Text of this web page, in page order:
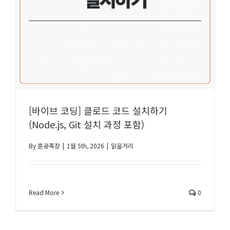
[바이브 코딩] 클로드 코드 설치하기
(Node.js, Git 설치 과정 포함)
By혼공족장 | 1월 5th, 2026 | 읽을거리
Read More 0